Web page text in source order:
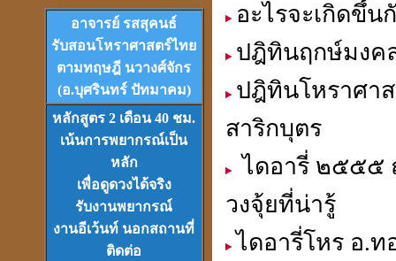
โปรแกรมTian-Tek Pro
Version 1
ราคา 1,000บาท
DVDเรียนดวงจีน
ชุดที่1-2-3
อาจารย์ รสสุคนธ์
รับสอนโหราศาสตร์ไทย
ตามทฤษฎี นวางศ์จักร
(อ.บุศรินทร์ ปัทมาคม)
หลักสูตร 2 เดือน 40 ชม.
เน้นการพยากรณ์เป็น
หลัก
เพื่อดูดวงได้จริง
รับงานพยากรณ์
งานอีเว้นท์ นอกสถานที่
ติดต่อ
อะไรจะเกิดขึ้
ปฎิทินฤกษ์มงค
ปฎิทินโหราศา
สาริกบุตร
ไดอารี่ ๒๕๕๕
วงจุ้ยที่น่ารู้
ไดอารี่โหร อ.ท